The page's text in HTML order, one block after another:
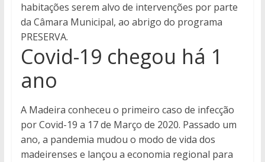
habitações serem alvo de intervenções por parte
da Câmara Municipal, ao abrigo do programa
PRESERVA.
Covid-19 chegou há 1
ano
A Madeira conheceu o primeiro caso de infecção
por Covid-19 a 17 de Março de 2020. Passado um
ano, a pandemia mudou o modo de vida dos
madeirenses e lançou a economia regional para